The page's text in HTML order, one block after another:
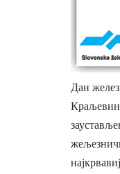
Дан